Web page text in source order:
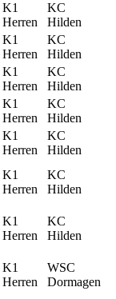
K1
Herren
KC
Hilden
K1
Herren
KC
Hilden
K1
Herren
KC
Hilden
K1
Herren
KC
Hilden
K1
Herren
KC
Hilden
K1
Herren
KC
Hilden
K1
Herren
KC
Hilden
K1
Herren
WSC
Dormagen